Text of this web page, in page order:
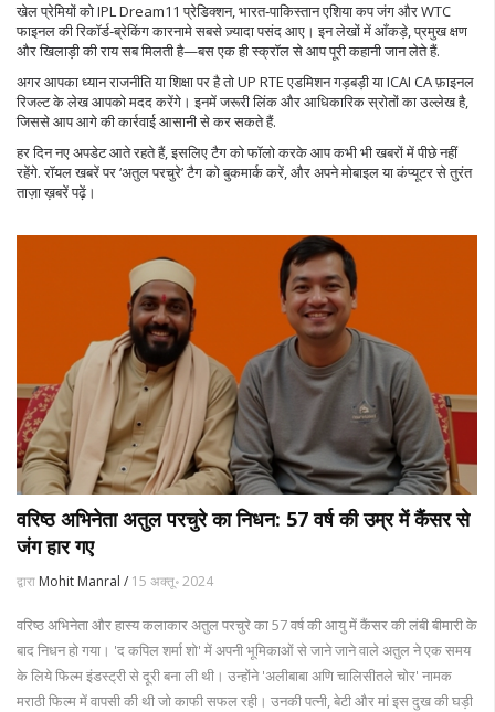
खेल प्रेमियों को IPL Dream11 प्रेडिक्शन, भारत‑पाकिस्तान एशिया कप जंग और WTC
फाइनल की रिकॉर्ड‑ब्रेकिंग कारनामे सबसे ज़्यादा पसंद आए। इन लेखों में आँकड़े, प्रमुख क्षण
और खिलाड़ी की राय सब मिलती है—बस एक ही स्क्रॉल से आप पूरी कहानी जान लेते हैं.
अगर आपका ध्यान राजनीति या शिक्षा पर है तो UP RTE एडमिशन गड़बड़ी या ICAI CA फ़ाइनल
रिजल्ट के लेख आपको मदद करेंगे। इनमें जरूरी लिंक और आधिकारिक स्रोतों का उल्लेख है,
जिससे आप आगे की कार्रवाई आसानी से कर सकते हैं.
हर दिन नए अपडेट आते रहते हैं, इसलिए टैग को फॉलो करके आप कभी भी खबरों में पीछे नहीं
रहेंगे. रॉयल खबरें पर ‘अतुल परचुरे’ टैग को बुकमार्क करें, और अपने मोबाइल या कंप्यूटर से तुरंत
ताज़ा ख़बरें पढ़ें।
वरिष्ठ अभिनेता अतुल परचुरे का निधन: 57 वर्ष की उम्र में कैंसर से
जंग हार गए
द्वारा Mohit Manral / 15 अक्तू॰ 2024
वरिष्ठ अभिनेता और हास्य कलाकार अतुल परचुरे का 57 वर्ष की आयु में कैंसर की लंबी बीमारी के
बाद निधन हो गया। 'द कपिल शर्मा शो' में अपनी भूमिकाओं से जाने जाने वाले अतुल ने एक समय
के लिये फिल्म इंडस्ट्री से दूरी बना ली थी। उन्होंने 'अलीबाबा अणि चालिसीतले चोर' नामक
मराठी फिल्म में वापसी की थी जो काफी सफल रही। उनकी पत्नी, बेटी और मां इस दुख की घड़ी